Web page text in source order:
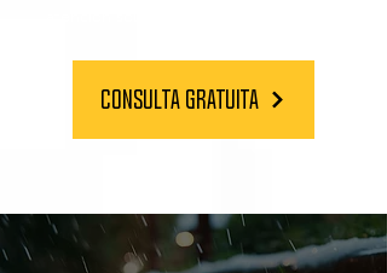
Consulta gratuita